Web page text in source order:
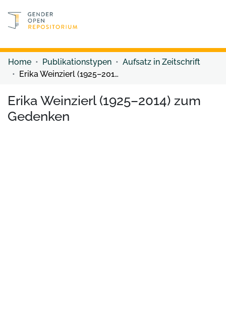
Discover content
Home Publikationstypen
Aufsatz in Zeitschrift
Erika Weinzierl (1925–2014) zum Gedenken
Erika Weinzierl (1925–2014) zum
Gedenken